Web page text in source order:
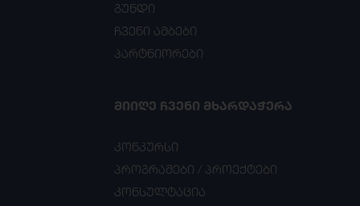
გუნდი
ჩვენი ამბები
პარტნიორები
ᲛᲘᲘᲦᲔ ᲩᲕᲔᲜᲘ ᲛᲮᲐᲠᲓᲐᲭᲔᲠᲐ
კონკურსი
პროგრამები / პროექტები
კონსულტაცია